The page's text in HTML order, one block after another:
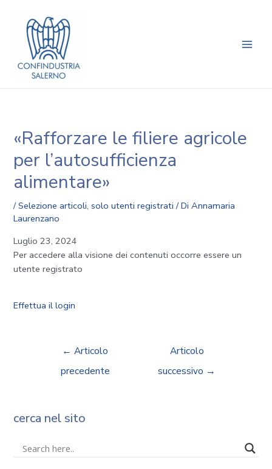
contenuto
«Rafforzare le filiere agricole
per l’autosufficienza
alimentare»
/Selezione articoli,solo utenti registrati / DiAnnamaria
Laurenzano
Luglio 23, 2024
Per accedere alla visione dei contenuti occorre essere un
utente registrato
Effettua il login
articoli
← Articolo
precedente
Articolo
successivo →
cerca nel sito